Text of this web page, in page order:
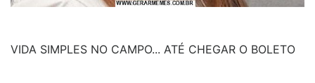
VIDA SIMPLES NO CAMPO... ATÉ CHEGAR O BOLETO